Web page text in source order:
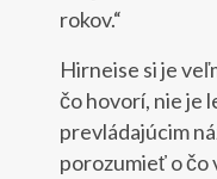
rokov.“
Hirneise si je
čo hovorí, nie je
prevládajúcim
porozumieť o čo